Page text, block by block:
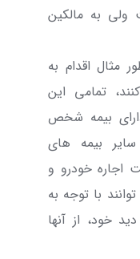
ولی به مالکین
مثال اقدام به
تمامی این
بیمه شخص
سایر بیمه های
اجاره خودرو و
با توجه به
خود، از آنها